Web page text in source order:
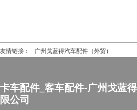
友情链接： 广州戈蓝得汽车配件（外贸）
卡车配件_客车配件-广州戈蓝
限公司